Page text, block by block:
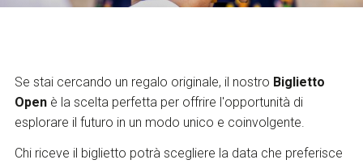
Servizi e accessibilità
Se stai cercando un regalo originale, il nostro Biglietto
Open è la scelta perfetta per offrire l'opportunità di
esplorare il futuro in un modo unico e coinvolgente.
Chi riceve il biglietto potrà scegliere la data che preferisce